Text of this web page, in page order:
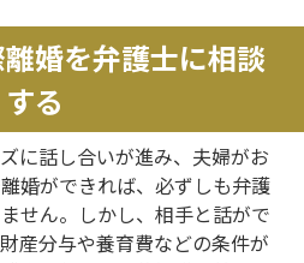
婚を弁護士に相談
する
に話し合いが進み、夫婦がお
婚ができれば、必ずしも弁護
せん。しかし、相手と話がで
産分与や養育費などの条件が